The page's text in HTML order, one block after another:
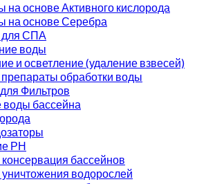
на основе Активного кислорода
на основе Серебра
для СПА
воды
и осветление (удаление взвесей)
обработки воды
Фильтров
бассейна
РН
бассейнов
водорослей